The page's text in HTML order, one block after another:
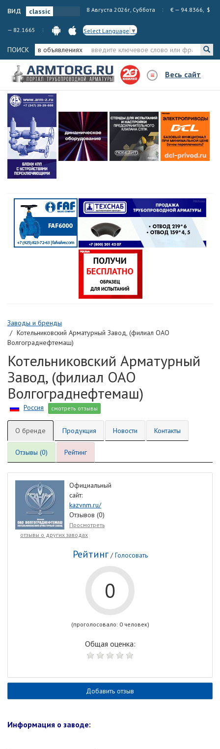
вид 8 Августа 2026г, Суббота € — 94.8366, $
— 82.1665 Select Language ▼
ПОИСК в объявлениях
Весь сайт
Заводы и бренды
Котельниковский Арматурный Завод, (филиал ОАО
Волгограднефтемаш)
Котельниковский Арматурный
Завод, (филиал ОАО
Волгограднефтемаш)
Россия смотреть отзывы
О бренде Продукция Новости Контакты
Отзывы (0) Рейтинг
Официальный
сайт:
kazvnm.ru/
Отзывов (0)
Просмотреть
отзывы о других заводах
Рейтинг/Голосовать
0
(проголосовало: 0 человек)
Общая оценка:
Добавить отзыв
Информация о заводе: